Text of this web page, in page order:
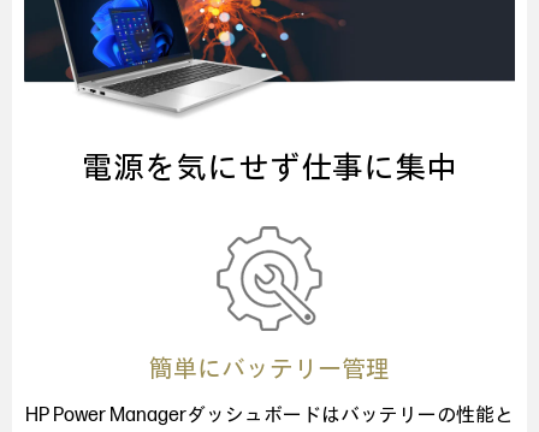
電源を気にせず仕事に集中
簡単にバッテリー管理
HP Power Managerダッシュボードはバッテリーの性能と